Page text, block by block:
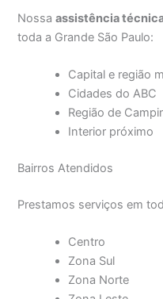
Nossaassistência
toda a Grande São Paulo:
Capital e região
Cidades do ABC
Região de
Interior próximo
Bairros Atendidos
Prestamos serviços em
Centro
Zona Sul
Zona Norte